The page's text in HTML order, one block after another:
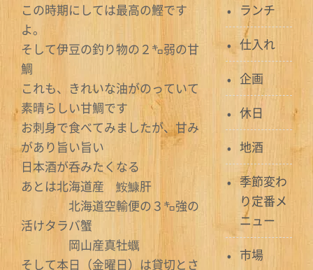
この時期にしては最高の鰹です
よ。
そして伊豆の釣り物の２㌔弱の甘
鯛
これも、きれいな油がのっていて
素晴らしい甘鯛です
お刺身で食べてみましたが、甘み
があり旨い旨い
日本酒が呑みたくなる
あとは北海道産 鮟鱇肝
北海道空輸便の３㌔強の
活けタラバ蟹
岡山産真牡蠣
そして本日（金曜日）は貸切とさ
ランチ
仕入れ
企画
休日
地酒
季節変わ
り定番メ
ニュー
市場